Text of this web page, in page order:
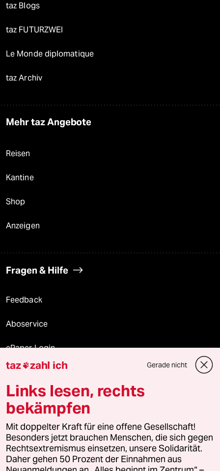
taz Blogs
taz FUTURZWEI
Le Monde diplomatique
taz Archiv
Mehr taz Angebote
Reisen
Kantine
Shop
Anzeigen
Fragen & Hilfe
Feedback
Aboservice
ePaper Login
Downloads für Abonnierende
© 2026 taz Verlags und Vertriebs GmbH
Alle Rechte vorbehalten. Bei rechtlichen Fragen oder für Genehmigungen
wenden Sie sich bitte an
lizenzen@taz.de
Feedback Redaktionsstatut Kommune-Richtlinien
taz zahl ich Gerade nicht
Links lesen, rechts
bekämpfen
Mit doppelter Kraft für eine offene Gesellschaft!
Besonders jetzt brauchen Menschen, die sich gegen
Rechtsextremismus einsetzen, unsere Solidarität.
Daher gehen 50 Prozent der Einnahmen aus